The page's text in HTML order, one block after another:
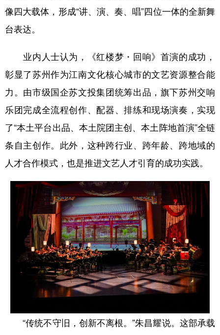
像四大载体，形成“讲、演、奏、唱”四位一体的全新舞
台表达。
业内人士认为，《红楼梦・回响》首演的成功，
彰显了苏州作为江南文化核心城市的文艺资源整合能
力。由市级国企苏文投集团统筹出品，旗下苏州交响
乐团完成全流程创作、配器、排练和现场演奏，实现
了“本土平台出品、本土院团主创、本土阵地首演”全链
条自主创作。此外，这种跨行业、跨年龄、跨地域的
人才合作模式，也是推进文艺人才引育的成功实践。
“传统不守旧，创新不离根。”朱昌耀说。这部承载